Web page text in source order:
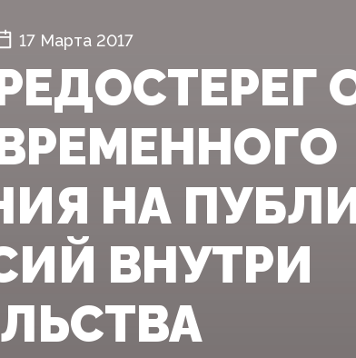
17 Марта 2017
НА
ВНУТРИ